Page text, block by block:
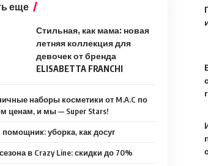
еще
Стильная, как мама: новая
летняя коллекция для
девочек от бренда
ELISABETTA FRANCHI
наборы косметики от M.A.C по
ценам, и мы — Super Stars!
уборка, как досуг
в Crazy Line: скидки до 70%